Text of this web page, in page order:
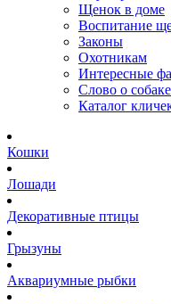
Щенок в доме
Воспитание
Законы
Охотникам
Интересные
Слово о собаке
Каталог
Кошки
Лошади
Декоративные птицы
Грызуны
Аквариумные рыбки